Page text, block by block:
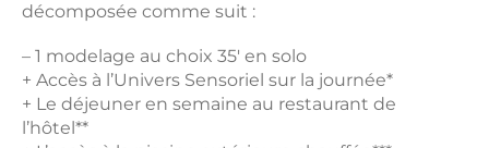
décomposée comme suit :
– 1 modelage au choix 35′ en solo
+ Accès à l’Univers Sensoriel sur la journée*
+ Le déjeuner en semaine au restaurant de
l’hôtel**